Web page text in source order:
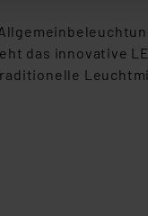
erneut angezeigt wird.
von Cookies
(1) lit. a DSGVO.
das innovative